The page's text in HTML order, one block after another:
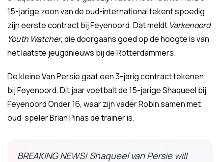
15-jarige zoon van de oud-international tekent spoedig
zijn eerste contract bij Feyenoord. Dat meldt Varkenoord
Youth Watcher, die doorgaans goed op de hoogte is van
het laatste jeugdnieuws bij de Rotterdammers.
De kleine Van Persie gaat een 3-jarig contract tekenen
bij Feyenoord. Dit jaar voetbalt de 15-jarige Shaqueel bij
Feyenoord Onder 16, waar zijn vader Robin samen met
oud-speler Brian Pinas de trainer is.
BREAKING NEWS! Shaqueel van Persie will